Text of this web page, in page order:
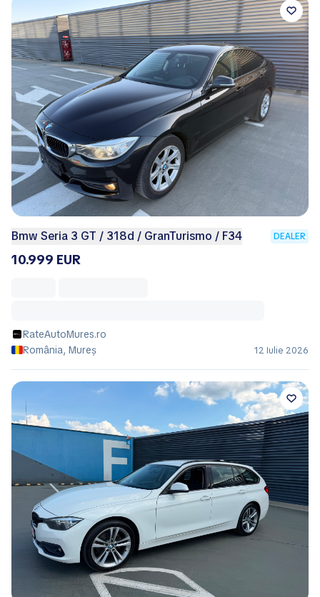
Bmw Seria 3 GT / 318d / GranTurismo / F34 DEALER
10.999 EUR
RateAutoMures.ro
România, Mureș
12 Iulie 2026